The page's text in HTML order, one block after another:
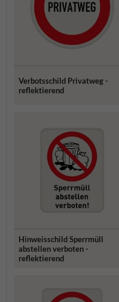
Verbotsschild Privatweg -
reflektierend
Hinweisschild Sperrmüll
abstellen verboten -
reflektierend